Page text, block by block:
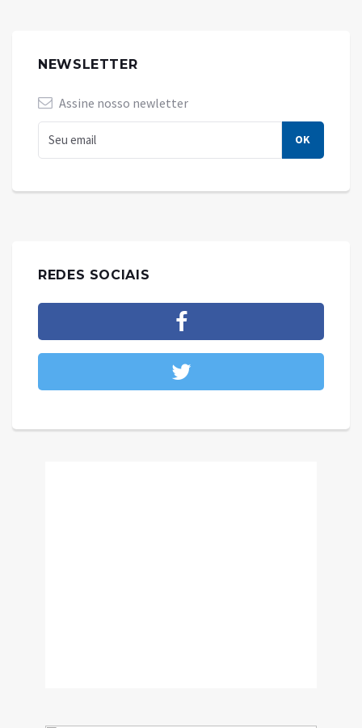
NEWSLETTER
Assine nosso newletter
REDES SOCIAIS